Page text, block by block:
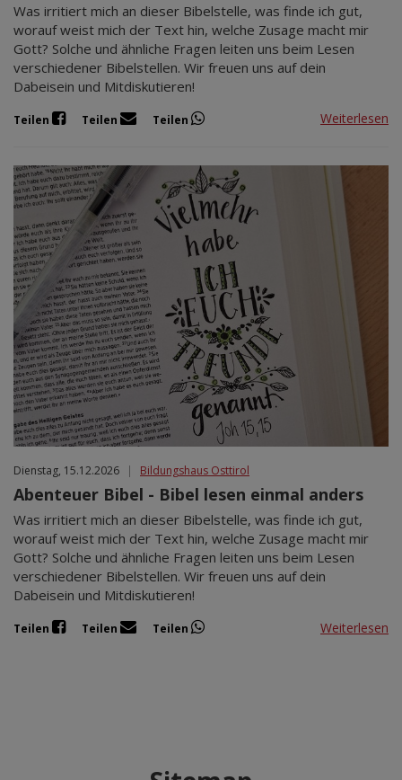
Was irritiert mich an dieser Bibelstelle, was finde ich gut,
worauf weist mich der Text hin, welche Zusage macht mir
Gott? Solche und ähnliche Fragen leiten uns beim Lesen
verschiedener Bibelstellen. Wir freuen uns auf dein
Dabeisein und Mitdiskutieren!
Teilen Teilen Teilen Weiterlesen
Dienstag, 15.12.2026 | Bildungshaus Osttirol
Abenteuer Bibel - Bibel lesen einmal anders
Was irritiert mich an dieser Bibelstelle, was finde ich gut,
worauf weist mich der Text hin, welche Zusage macht mir
Gott? Solche und ähnliche Fragen leiten uns beim Lesen
verschiedener Bibelstellen. Wir freuen uns auf dein
Dabeisein und Mitdiskutieren!
Teilen Teilen Teilen Weiterlesen